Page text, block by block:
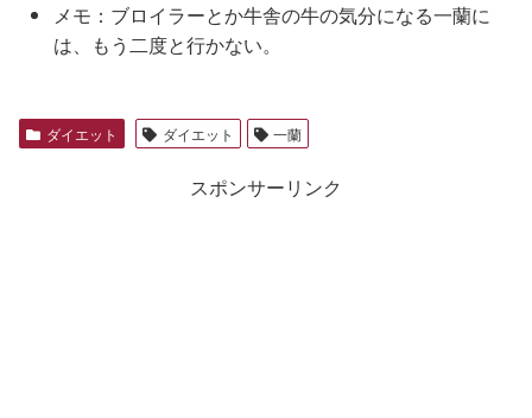
メモ：ブロイラーとか牛舎の牛の気分になる一蘭に
は、もう二度と行かない。
ダイエット ダイエット 一蘭
スポンサーリンク